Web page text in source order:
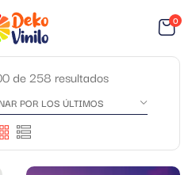
0
de 258 resultados